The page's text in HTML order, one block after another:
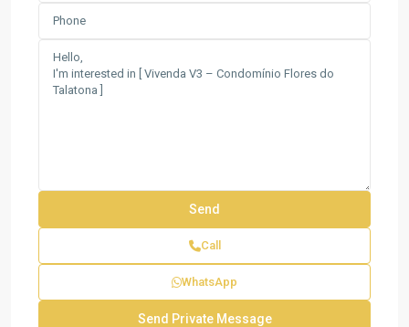
Call
WhatsApp